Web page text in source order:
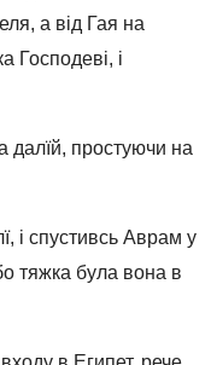
а від Гая на
Господеві, і
далїй, простуючи на
і спустивсь Аврам у
тяжка була вона в